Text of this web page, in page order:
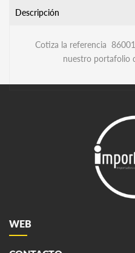
Descripción
Cotiza la referencia
nuestro portafolio
WEB